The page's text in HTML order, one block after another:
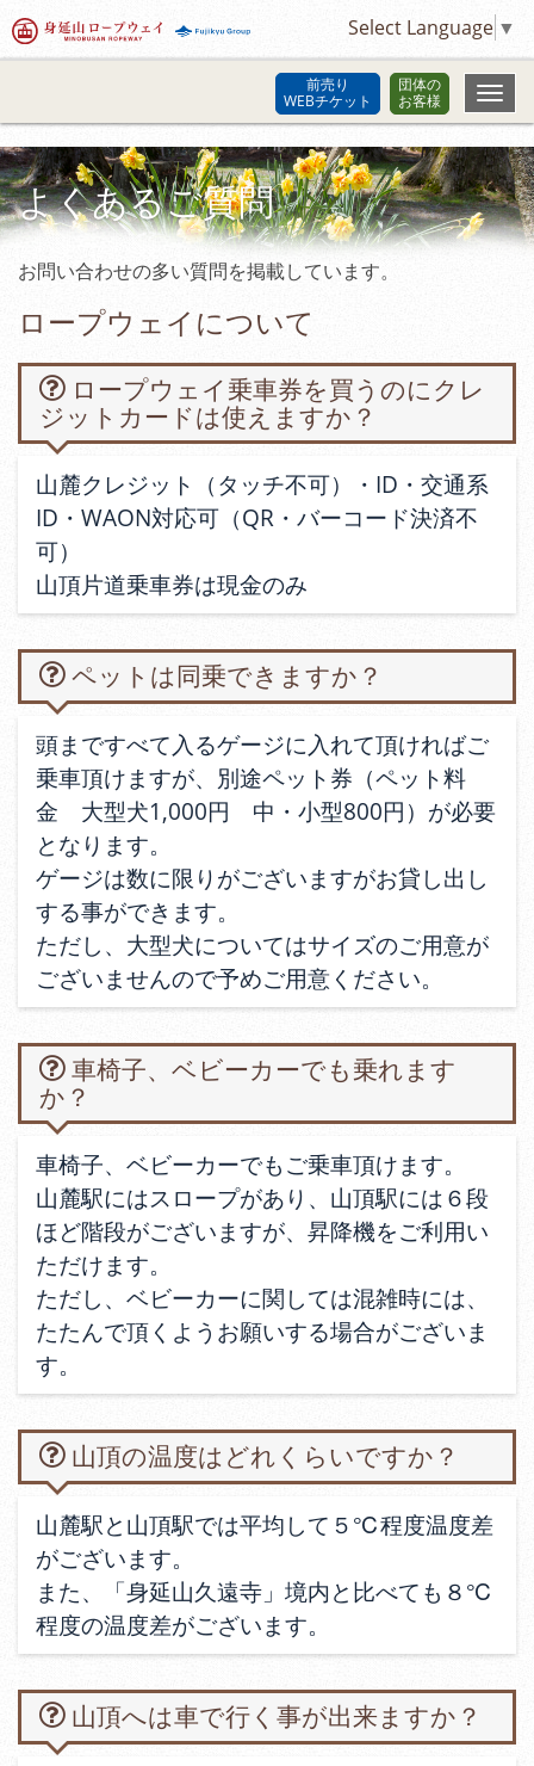
Select Language ▼
前売り
WEBチケット
団体の
お客様
よくあるご質問
お問い合わせの多い質問を掲載しています。
ロープウェイについて
ロープウェイ乗車券を買うのにクレ
ジットカードは使えますか？
山麓クレジット（タッチ不可）・ID・交通系
ID・WAON対応可（QR・バーコード決済不
可）
山頂片道乗車券は現金のみ
ペットは同乗できますか？
頭まですべて入るゲージに入れて頂ければご
乗車頂けますが、別途ペット券（ペット料
金 大型犬1,000円 中・小型800円）が必要
となります。
ゲージは数に限りがございますがお貸し出し
する事ができます。
ただし、大型犬についてはサイズのご用意が
ございませんので予めご用意ください。
車椅子、ベビーカーでも乗れます
か？
車椅子、ベビーカーでもご乗車頂けます。
山麓駅にはスロープがあり、山頂駅には６段
ほど階段がございますが、昇降機をご利用い
ただけます。
ただし、ベビーカーに関しては混雑時には、
たたんで頂くようお願いする場合がございま
す。
山頂の温度はどれくらいですか？
山麓駅と山頂駅では平均して５℃程度温度差
がございます。
また、「身延山久遠寺」境内と比べても８℃
程度の温度差がございます。
山頂へは車で行く事が出来ますか？